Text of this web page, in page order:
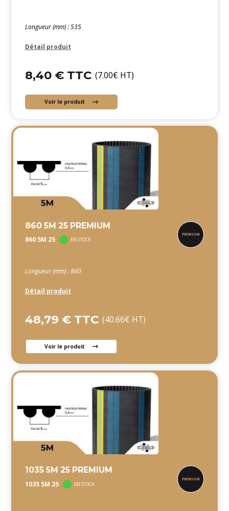
Longueur (mm) : 535
Détail produit
8,40 € TTC (7.00€ HT)
Voir le produit
860 5M 25 PREMIUM
860 5M 25 EN STOCK
Longueur (mm) : 860
Détail produit
48,79 € TTC (40.66€ HT)
Voir le produit
1035 5M 25 PREMIUM
1035 5M 25 EN STOCK